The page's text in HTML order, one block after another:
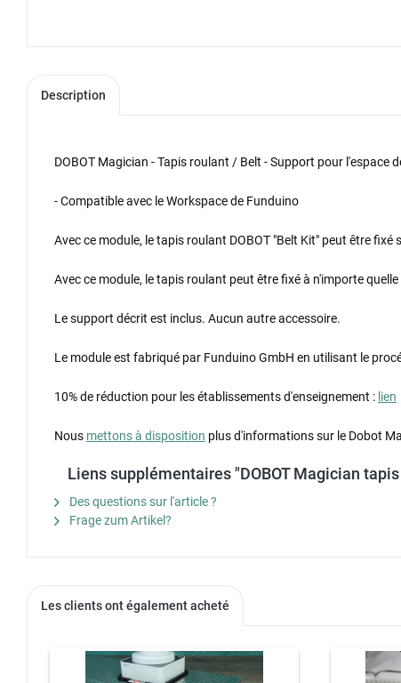
Description
DOBOT Magician - Tapis roulant / Belt - Support pour l'espace
- Compatible avec le Workspace de Funduino
Avec ce module, le tapis roulant DOBOT "Belt Kit" peut être
Avec ce module, le tapis roulant peut être fixé à n'importe
Le support décrit est inclus. Aucun autre accessoire.
Le module est fabriqué par Funduino GmbH en utilisant le
10% de réduction pour les établissements d'enseignement : lien
Nous mettons à disposition plus d'informations sur le Dobot
Liens supplémentaires "DOBOT Magician
Des questions sur l'article ?
Frage zum Artikel?
Les clients ont également acheté